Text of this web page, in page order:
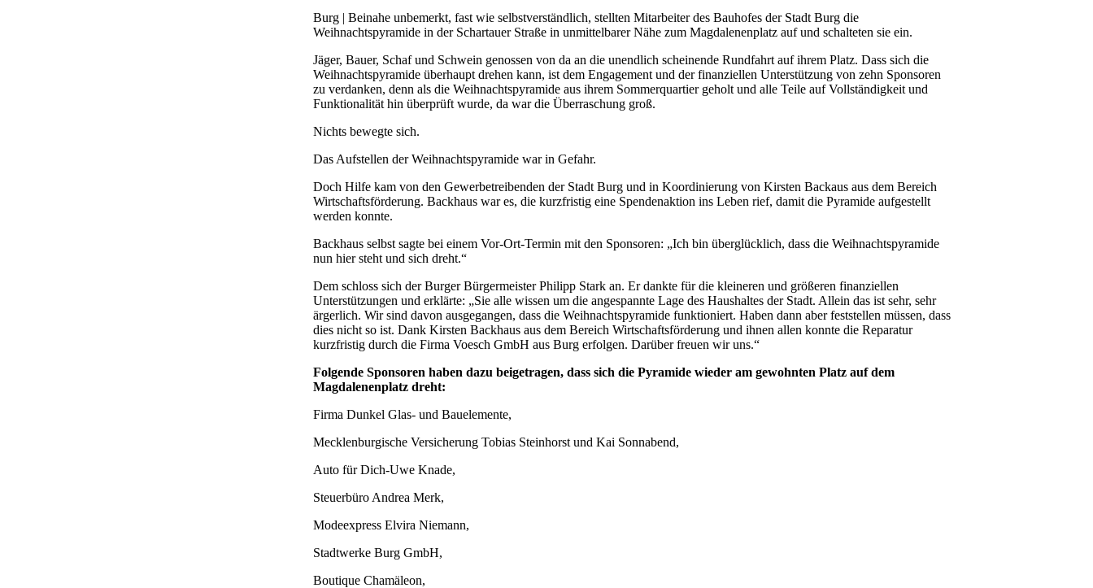
Burg | Beinahe unbemerkt, fast wie selbstverständlich, stellten Mitarbeiter des Bauhofes der Stadt Burg die
Weihnachtspyramide in der Schartauer Straße in unmittelbarer Nähe zum Magdalenenplatz auf und schalteten sie ein.
Jäger, Bauer, Schaf und Schwein genossen von da an die unendlich scheinende Rundfahrt auf ihrem Platz. Dass sich die
Weihnachtspyramide überhaupt drehen kann, ist dem Engagement und der finanziellen Unterstützung von zehn Sponsoren
zu verdanken, denn als die Weihnachtspyramide aus ihrem Sommerquartier geholt und alle Teile auf Vollständigkeit und
Funktionalität hin überprüft wurde, da war die Überraschung groß.
Nichts bewegte sich.
Das Aufstellen der Weihnachtspyramide war in Gefahr.
Doch Hilfe kam von den Gewerbetreibenden der Stadt Burg und in Koordinierung von Kirsten Backaus aus dem Bereich
Wirtschaftsförderung. Backhaus war es, die kurzfristig eine Spendenaktion ins Leben rief, damit die Pyramide aufgestellt
werden konnte.
Backhaus selbst sagte bei einem Vor-Ort-Termin mit den Sponsoren: „Ich bin überglücklich, dass die Weihnachtspyramide
nun hier steht und sich dreht.“
Dem schloss sich der Burger Bürgermeister Philipp Stark an. Er dankte für die kleineren und größeren finanziellen
Unterstützungen und erklärte: „Sie alle wissen um die angespannte Lage des Haushaltes der Stadt. Allein das ist sehr, sehr
ärgerlich. Wir sind davon ausgegangen, dass die Weihnachtspyramide funktioniert. Haben dann aber feststellen müssen, dass
dies nicht so ist. Dank Kirsten Backhaus aus dem Bereich Wirtschaftsförderung und ihnen allen konnte die Reparatur
kurzfristig durch die Firma Voesch GmbH aus Burg erfolgen. Darüber freuen wir uns.“
Folgende Sponsoren haben dazu beigetragen, dass sich die Pyramide wieder am gewohnten Platz auf dem
Magdalenenplatz dreht:
Firma Dunkel Glas- und Bauelemente,
Mecklenburgische Versicherung Tobias Steinhorst und Kai Sonnabend,
Auto für Dich-Uwe Knade,
Steuerbüro Andrea Merk,
Modeexpress Elvira Niemann,
Stadtwerke Burg GmbH,
Boutique Chamäleon,